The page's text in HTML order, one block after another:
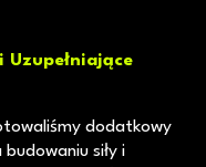
Uzupełniające
dodatkowy
siły i